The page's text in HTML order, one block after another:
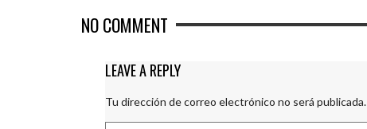
NO COMMENT
LEAVE A REPLY
Tu dirección de correo electrónico no será publicada.